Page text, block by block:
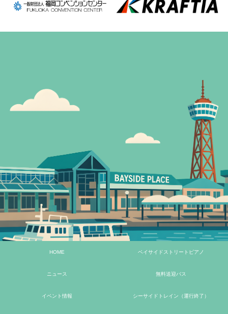
HOME
ニュース
イベント情報
ベイサイドストリートピアノ
無料送迎バス
シーサイドトレイン（運行終了）